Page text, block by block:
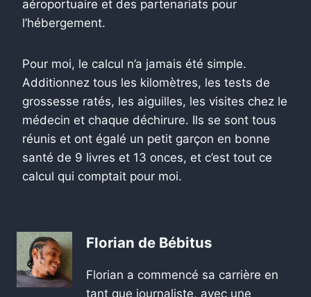
aéroportuaire et des partenariats pour
l’hébergement.
Pour moi, le calcul n’a jamais été simple.
Additionnez tous les kilomètres, les tests de
grossesse ratés, les aiguilles, les visites chez le
médecin et chaque déchirure. Ils se sont tous
réunis et ont égalé un petit garçon en bonne
santé de 9 livres et 13 onces, et c’est tout ce
calcul qui comptait pour moi.
Florian de Bébitus
Florian a commencé sa carrière en
tant que journaliste, avec une